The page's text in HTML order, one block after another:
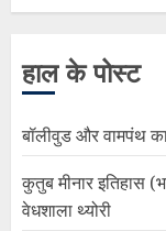
हाल के पोस्ट
बॉलीवुड और वामपंथ
कुतुब मीनार इतिहास
वेधशाला थ्योरी